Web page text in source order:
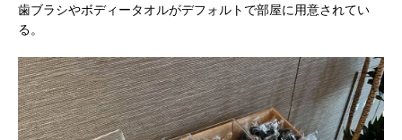
歯ブラシやボディータオルがデフォルトで部屋に用意されてい
る。